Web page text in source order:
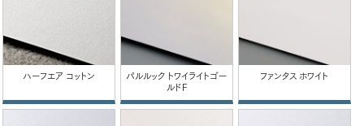
ハーフエア コットン
パルルック トワイライトゴー
ルドF
ファンタス ホワイト